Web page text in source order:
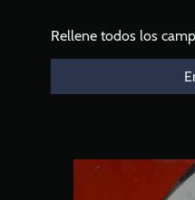
Rellene todos los